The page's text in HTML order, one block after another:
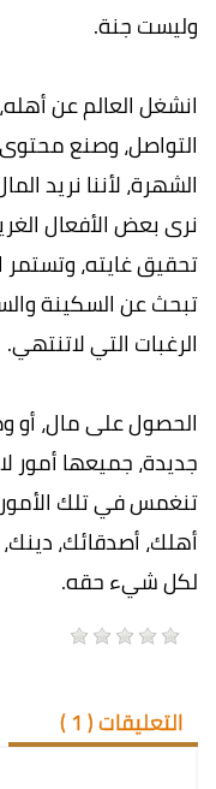
وليست جنة.
انشغل العالم عن
التواصل، وصنع
الشهرة، لأننا نريد
نرى بعض الأفعال
تحقيق غايته، وتستمر
تبحث عن السكينة
الرغبات التي لاتنتهي.
الحصول على مال، أو
جديدة، جميعها أمور
تنغمس في تلك
أهلك، أصدقائك،
لكل شيء حقه.
التعليقات (1
)